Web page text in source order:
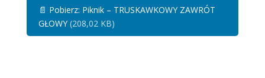
📄 Pobierz: Piknik – TRUSKAWKOWY ZAWRÓT
GŁOWY(208,02 KB)